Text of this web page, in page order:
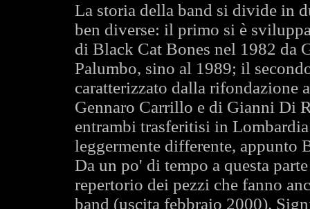
La storia della band si divide in
ben diverse: il primo si è
di Black Cat Bones nel 1982 da
Palumbo, sino al 1989; il
caratterizzato dalla rifondazione
Gennaro Carrillo e di Gianni Di
entrambi trasferitisi in
leggermente differente, appunto
Da un po' di tempo a questa
repertorio dei pezzi che fanno
band (uscita febbraio 2000).